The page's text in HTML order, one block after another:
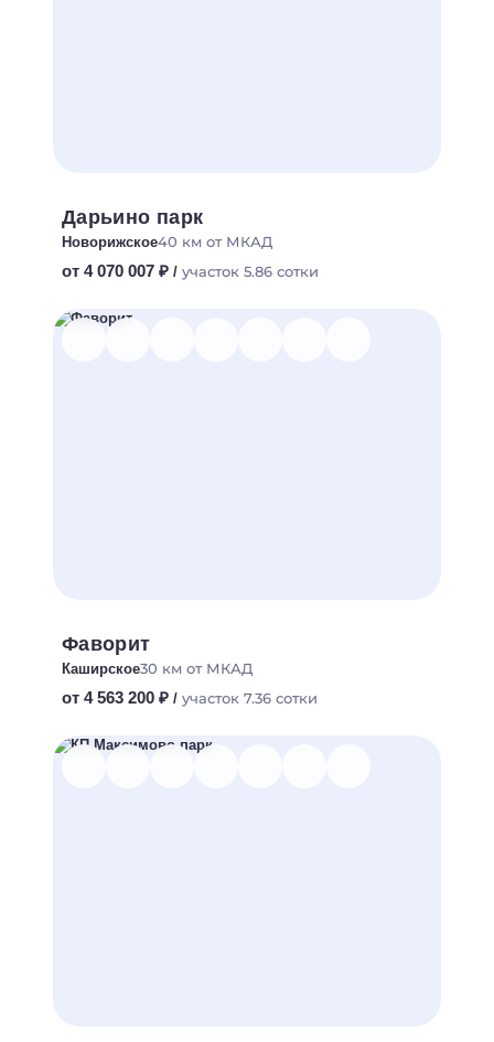
Дарьино парк
Новорижское40 км от МКАД
от 4 070 007 ₽ / участок 5.86 сотки
Фаворит
Каширское30 км от МКАД
от 4 563 200 ₽ / участок 7.36 сотки